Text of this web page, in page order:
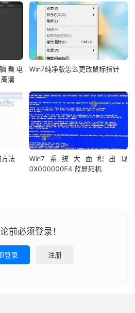
看电
清
Win7纯净版怎么更改鼠标指针
法
Win7系统大面积出现
0X000000F4 蓝屏死机
前必须登录！
登录 注册